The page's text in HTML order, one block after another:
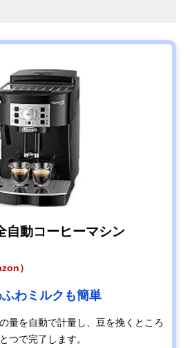
自動コーヒーマシン
）
わミルクも簡単
量を自動で計量し、豆を挽くところ
つで完了します。